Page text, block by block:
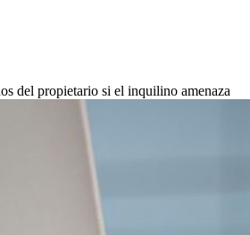
del propietario si el inquilino amenaza